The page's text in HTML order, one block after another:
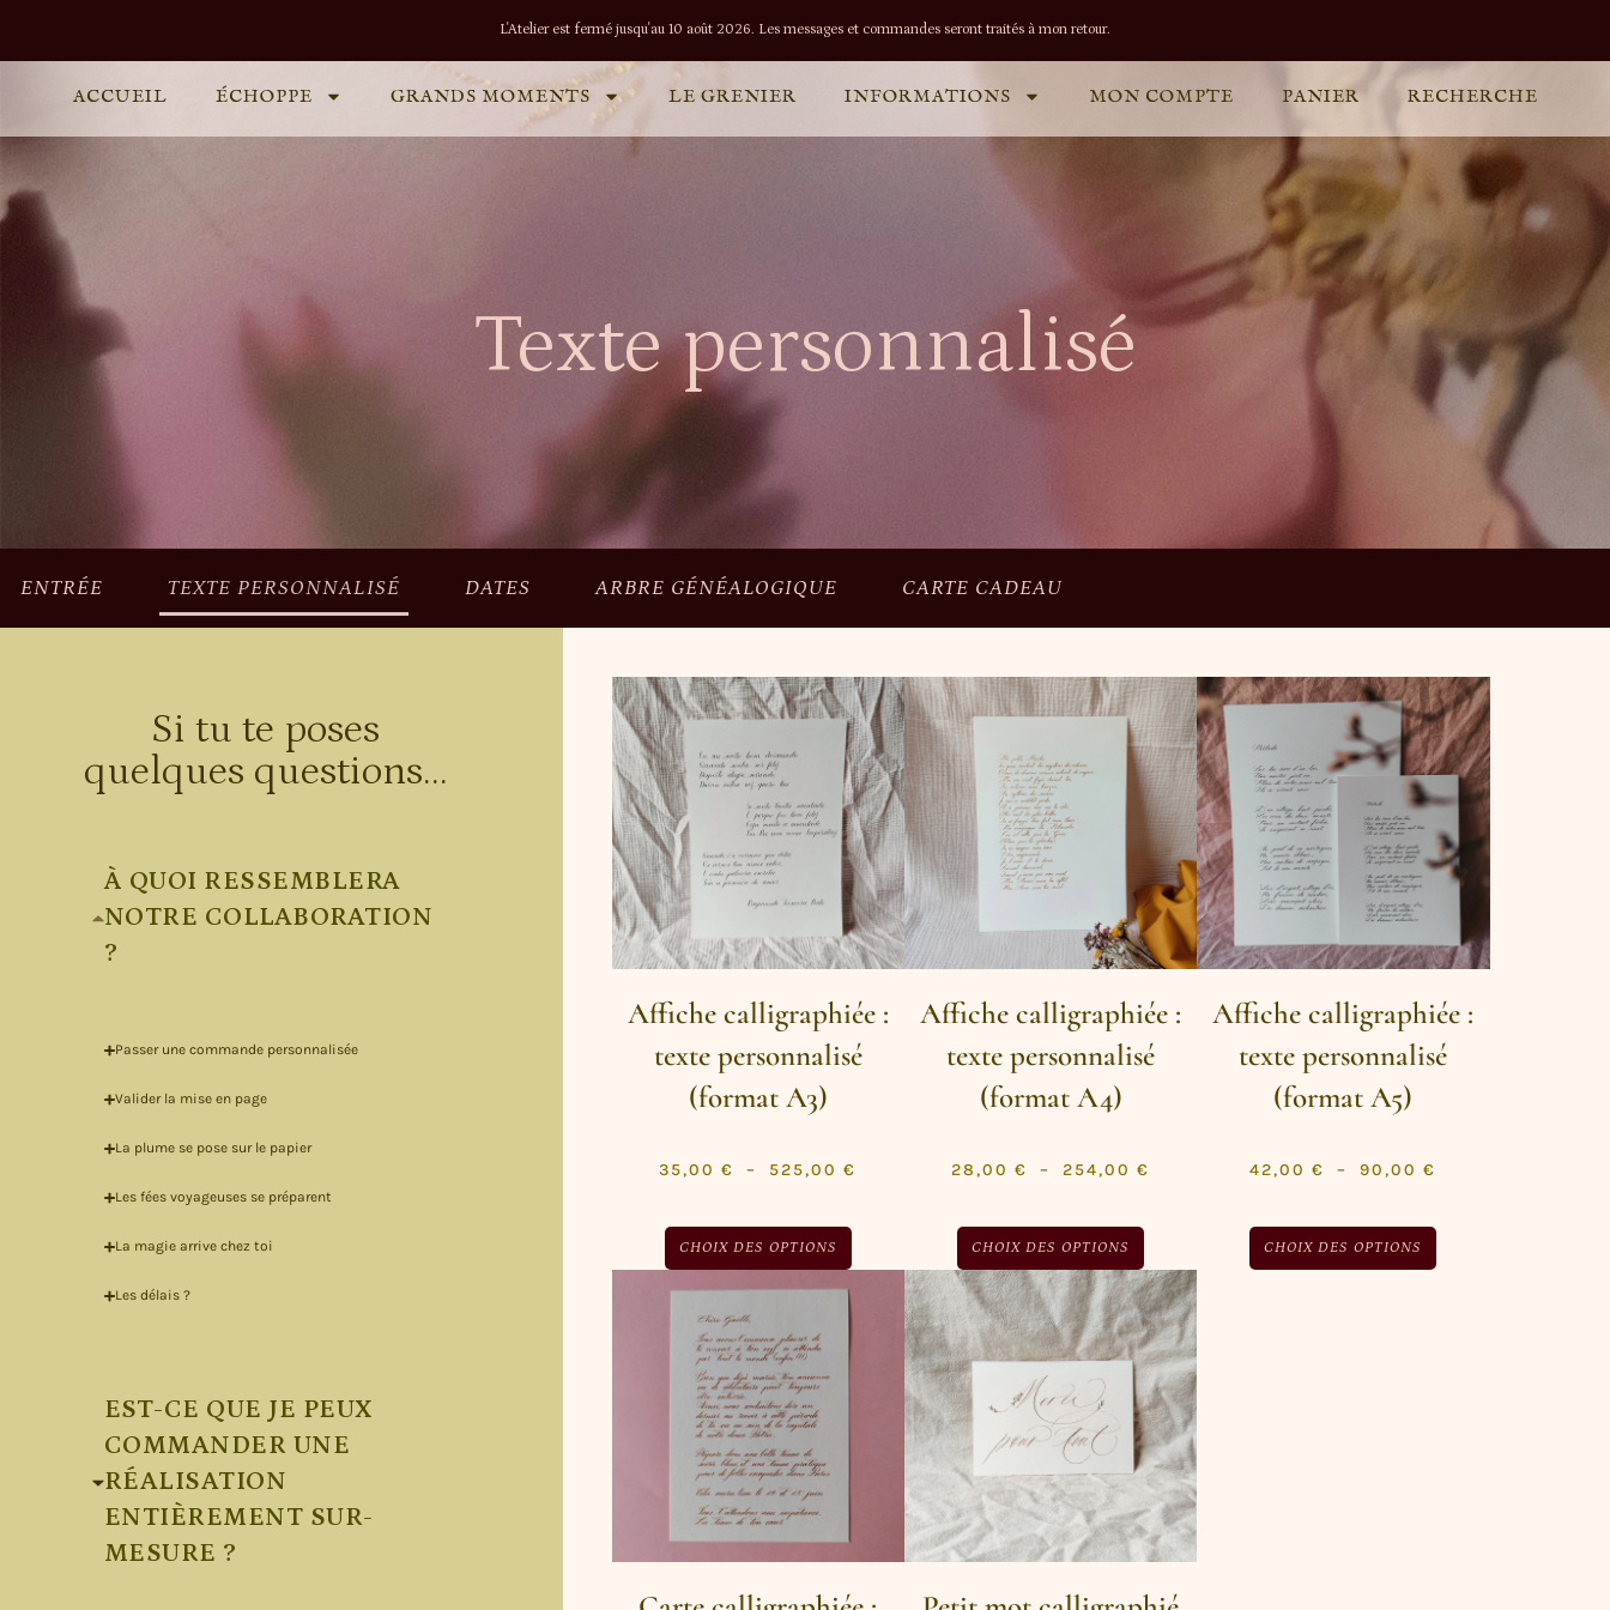
L'Atelier est fermé jusqu'au 10 août 2026. Les messages et commandes seront traités à mon retour.
ACCUEIL ÉCHOPPE GRANDS MOMENTS LE GRENIER INFORMATIONS MON COMPTE PANIER RECHERCHE
Texte personnalisé
ENTRÉE TEXTE PERSONNALISÉ DATES ARBRE GÉNÉALOGIQUE CARTE CADEAU
Si tu te poses
quelques questions...
À QUOI RESSEMBLERA
NOTRE COLLABORATION
?
Passer une commande personnalisée
Valider la mise en page
La plume se pose sur le papier
Les fées voyageuses se préparent
La magie arrive chez toi
Les délais ?
EST-CE QUE JE PEUX
COMMANDER UNE
RÉALISATION
ENTIÈREMENT SUR-
MESURE ?
Affiche calligraphiée :
texte personnalisé
(format A3)
35,00€ – 525,00€
CHOIX DES OPTIONS
Affiche calligraphiée :
texte personnalisé
(format A4)
28,00€ – 254,00€
CHOIX DES OPTIONS
Affiche calligraphiée :
texte personnalisé
(format A5)
42,00€ – 90,00€
CHOIX DES OPTIONS